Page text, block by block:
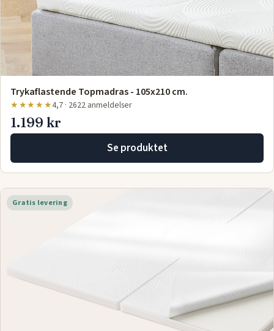
Trykaflastende Topmadras - 105x210 cm.
★★★★★4,7 · 2622 anmeldelser
1.199 kr
Se produktet
Gratis levering